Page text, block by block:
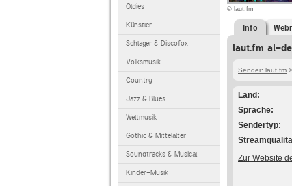
Oldies
Künstler
Schlager & Discofox
Volksmusik
Country
Jazz & Blues
Weltmusik
Gothic & Mittelalter
Soundtracks & Musical
Kinder-Musik
© laut.fm
Info
laut.fm al-
Sender: laut.fm
Land
Sprache
Sendertyp
Zur Website